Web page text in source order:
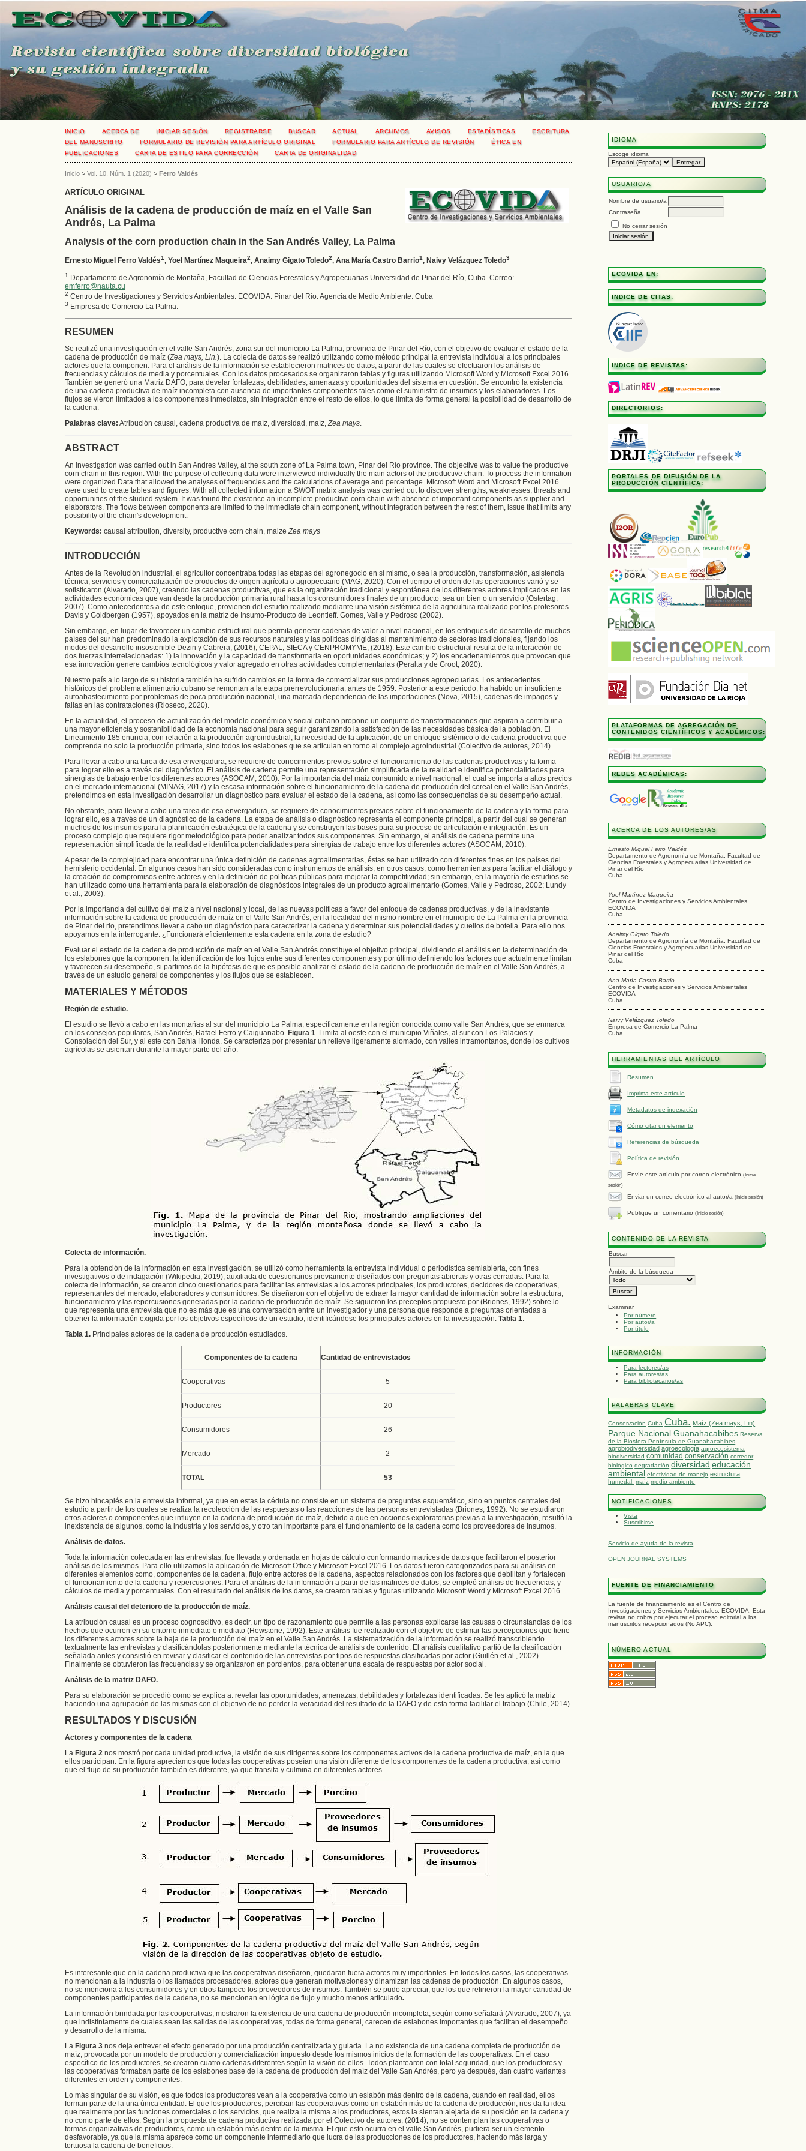
IDIOMA
Escoge idioma
USUARIO/A
Nombre de usuario/a
Contraseña
No cerrar sesión
ECOVIDA EN:
INDICE DE CITAS:
INDICE DE REVISTAS:
DIRECTORIOS:
PORTALES DE DIFUSIÓN DE LA
PRODUCCIÓN CIENTÍFICA:
PLATAFORMAS DE AGREGACIÓN DE
CONTENIDOS CIENTÍFICOS Y ACADÉMICOS:
REDES ACADÉMICAS:
ACERCA DE LOS AUTORES/AS
Ernesto Miguel Ferro Valdés
Departamento de Agronomía de Montaña, Facultad de
Ciencias Forestales y Agropecuarias Universidad de
Pinar del Río
Cuba
Yoel Martínez Maqueira
Centro de Investigaciones y Servicios Ambientales
ECOVIDA
Cuba
Anaimy Gigato Toledo
Departamento de Agronomía de Montaña, Facultad de
Ciencias Forestales y Agropecuarias Universidad de
Pinar del Río
Cuba
Ana María Castro Barrio
Centro de Investigaciones y Servicios Ambientales
ECOVIDA
Cuba
Naivy Velázquez Toledo
Empresa de Comercio La Palma
Cuba
HERRAMIENTAS DEL ARTÍCULO
Resumen
Imprima este artículo
Metadatos de indexación
Cómo citar un elemento
Referencias de búsqueda
Política de revisión
Envíe este artículo por correo electrónico(Inicie
sesión)
Enviar un correo electrónico al autor/a(Inicie sesión)
Publique un comentario(Inicie sesión)
CONTENIDO DE LA REVISTA
Buscar
Ámbito de la búsqueda
Examinar
Por número
Por autor/a
Por título
INFORMACIÓN
Para lectores/as
Para autores/as
Para bibliotecarios/as
PALABRAS CLAVE
Conservación Cuba Cuba. Maíz (Zea mays, Lin)
Parque Nacional Guanahacabibes Reserva
de la Biosfera Península de Guanahacabibes
agrobiodiversidad agroecología agroecosistema
biodiversidad comunidad conservación corredor
biológico degradación diversidad educación
ambiental efectividad de manejo estructura
humedal. maíz medio ambiente
NOTIFICACIONES
Vista
Suscribirse
Servicio de ayuda de la revista
OPEN JOURNAL SYSTEMS
FUENTE DE FINANCIAMIENTO
La fuente de financiamiento es el Centro de
Investigaciones y Servicios Ambientales, ECOVIDA. Esta
revista no cobra por ejecutar el proceso editorial a los
manuscritos recepcionados (No APC).
NÚMERO ACTUAL
INICIO ACERCA DE INICIAR SESIÓN REGISTRARSE BUSCAR ACTUAL ARCHIVOS AVISOS ESTADÍSTICAS
ESCRITURA
DEL MANUSCRITO
FORMULARIO DE REVISIÓN PARA ARTÍCULO ORIGINAL FORMULARIO PARA ARTÍCULO DE REVISIÓN
ÉTICA EN
PUBLICACIONES
CARTA DE ESTILO PARA CORRECCIÓN CARTA DE ORIGINALIDAD
Inicio> Vol. 10, Núm. 1 (2020) > Ferro Valdés
ARTÍCULO ORIGINAL
Análisis de la cadena de producción de maíz en el Valle San
Andrés, La Palma
Analysis of the corn production chain in the San Andrés Valley, La Palma
Ernesto Miguel Ferro Valdés1, Yoel Martínez Maqueira2, Anaimy Gigato Toledo2, Ana María Castro Barrio1, Naivy Velázquez Toledo3
1 Departamento de Agronomía de Montaña, Facultad de Ciencias Forestales y Agropecuarias Universidad de Pinar del Río, Cuba. Correo:
emferro@nauta.cu
2 Centro de Investigaciones y Servicios Ambientales. ECOVIDA. Pinar del Río. Agencia de Medio Ambiente. Cuba
3 Empresa de Comercio La Palma.
RESUMEN
Se realizó una investigación en el valle San Andrés, zona sur del municipio La Palma, provincia de Pinar del Río, con el objetivo de evaluar el estado de la
cadena de producción de maíz (Zea mays, Lin. ). La colecta de datos se realizó utilizando como método principal la entrevista individual a los principales
actores que la componen. Para el análisis de la información se establecieron matrices de datos, a partir de las cuales se efectuaron los análisis de
frecuencias y cálculos de media y porcentuales. Con los datos procesados se organizaron tablas y figuras utilizando Microsoft Word y Microsoft Excel 2016.
También se generó una Matriz DAFO, para develar fortalezas, debilidades, amenazas y oportunidades del sistema en cuestión. Se encontró la existencia
de una cadena productiva de maíz incompleta con ausencia de importantes componentes tales como el suministro de insumos y los elaboradores. Los
flujos se vieron limitados a los componentes inmediatos, sin integración entre el resto de ellos, lo que limita de forma general la posibilidad de desarrollo de
la cadena.
Palabras clave: Atribución causal, cadena productiva de maíz, diversidad, maíz, Zea mays.
ABSTRACT
An investigation was carried out in San Andres Valley, at the south zone of La Palma town, Pinar del Río province. The objective was to value the productive
corn chain in this region. With the purpose of collecting data were interviewed individually the main actors of the productive chain. To process the information
were organized Data that allowed the analyses of frequencies and the calculations of average and percentage. Microsoft Word and Microsoft Excel 2016
were used to create tables and figures. With all collected information a SWOT matrix analysis was carried out to discover strengths, weaknesses, threats and
opportunities of the studied system. It was found the existence an incomplete productive corn chain with absence of important components as supplier and
elaborators. The flows between components are limited to the immediate chain component, without integration between the rest of them, issue that limits any
possibility of the chain's development.
Keywords: causal attribution, diversity, productive corn chain, maize Zea mays
INTRODUCCIÓN
Antes de la Revolución industrial, el agricultor concentraba todas las etapas del agronegocio en sí mismo, o sea la producción, transformación, asistencia
técnica, servicios y comercialización de productos de origen agrícola o agropecuario (MAG, 2020). Con el tiempo el orden de las operaciones varió y se
sofisticaron (Alvarado, 2007), creando las cadenas productivas, que es la organización tradicional y espontánea de los diferentes actores implicados en las
actividades económicas que van desde la producción primaria rural hasta los consumidores finales de un producto, sea un bien o un servicio (Ostertag,
2007). Como antecedentes a de este enfoque, provienen del estudio realizado mediante una visión sistémica de la agricultura realizado por los profesores
Davis y Goldbergen (1957), apoyados en la matriz de Insumo-Producto de Leontieff. Gomes, Valle y Pedroso (2002).
Sin embargo, en lugar de favorecer un cambio estructural que permita generar cadenas de valor a nivel nacional, en los enfoques de desarrollo de muchos
países del sur han predominado la explotación de sus recursos naturales y las políticas dirigidas al mantenimiento de sectores tradicionales, fijando los
modos del desarrollo insostenible Dezin y Cabrera, (2016), CEPAL, SIECA y CENPROMYME, (2018). Este cambio estructural resulta de la interacción de
dos fuerzas interrelacionadas: 1) la innovación y la capacidad de transformarla en oportunidades económicas; y 2) los encadenamientos que provocan que
esa innovación genere cambios tecnológicos y valor agregado en otras actividades complementarias (Peralta y de Groot, 2020).
Nuestro país a lo largo de su historia también ha sufrido cambios en la forma de comercializar sus producciones agropecuarias. Los antecedentes
históricos del problema alimentario cubano se remontan a la etapa prerrevolucionaria, antes de 1959. Posterior a este periodo, ha habido un insuficiente
autoabastecimiento por problemas de poca producción nacional, una marcada dependencia de las importaciones (Nova, 2015), cadenas de impagos y
fallas en las contrataciones (Rioseco, 2020).
En la actualidad, el proceso de actualización del modelo económico y social cubano propone un conjunto de transformaciones que aspiran a contribuir a
una mayor eficiencia y sostenibilidad de la economía nacional para seguir garantizando la satisfacción de las necesidades básica de la población. El
Lineamiento 185 enuncia, con relación a la producción agroindustrial, la necesidad de la aplicación: de un enfoque sistémico o de cadena productiva que
comprenda no solo la producción primaria, sino todos los eslabones que se articulan en torno al complejo agroindustrial (Colectivo de autores, 2014).
Para llevar a cabo una tarea de esa envergadura, se requiere de conocimientos previos sobre el funcionamiento de las cadenas productivas y la forma
para lograr ello es a través del diagnóstico. El análisis de cadena permite una representación simplificada de la realidad e identifica potencialidades para
sinergias de trabajo entre los diferentes actores (ASOCAM, 2010). Por la importancia del maíz consumido a nivel nacional, el cual se importa a altos precios
en el mercado internacional (MINAG, 2017) y la escasa información sobre el funcionamiento de la cadena de producción del cereal en el Valle San Andrés,
pretendimos en esta investigación desarrollar un diagnóstico para evaluar el estado de la cadena, así como las consecuencias de su desempeño actual.
No obstante, para llevar a cabo una tarea de esa envergadura, se requiere de conocimientos previos sobre el funcionamiento de la cadena y la forma para
lograr ello, es a través de un diagnóstico de la cadena. La etapa de análisis o diagnóstico representa el componente principal, a partir del cual se generan
muchos de los insumos para la planificación estratégica de la cadena y se construyen las bases para su proceso de articulación e integración. Es un
proceso complejo que requiere rigor metodológico para poder analizar todos sus componentes. Sin embargo, el análisis de cadena permite una
representación simplificada de la realidad e identifica potencialidades para sinergias de trabajo entre los diferentes actores (ASOCAM, 2010).
A pesar de la complejidad para encontrar una única definición de cadenas agroalimentarias, éstas se han utilizado con diferentes fines en los países del
hemisferio occidental. En algunos casos han sido consideradas como instrumentos de análisis; en otros casos, como herramientas para facilitar el diálogo y
la creación de compromisos entre actores y en la definición de políticas públicas para mejorar la competitividad; sin embargo, en la mayoría de estudios se
han utilizado como una herramienta para la elaboración de diagnósticos integrales de un producto agroalimentario (Gomes, Valle y Pedroso, 2002; Lundy
et al., 2003).
Por la importancia del cultivo del maíz a nivel nacional y local, de las nuevas políticas a favor del enfoque de cadenas productivas, y de la inexistente
información sobre la cadena de producción de maíz en el Valle San Andrés, en la localidad del mismo nombre en el municipio de La Palma en la provincia
de Pinar del rio, pretendimos llevar a cabo un diagnóstico para caracterizar la cadena y determinar sus potencialidades y cuellos de botella. Para ello nos
apoyamos en la interrogante: ¿Funcionará eficientemente esta cadena en la zona de estudio?
Evaluar el estado de la cadena de producción de maíz en el Valle San Andrés constituye el objetivo principal, dividiendo el análisis en la determinación de
los eslabones que la componen, la identificación de los flujos entre sus diferentes componentes y por último definiendo los factores que actualmente limitan
y favorecen su desempeño, si partimos de la hipótesis de que es posible analizar el estado de la cadena de producción de maíz en el Valle San Andrés, a
través de un estudio general de componentes y los flujos que se establecen.
MATERIALES Y MÉTODOS
Región de estudio.
El estudio se llevó a cabo en las montañas al sur del municipio La Palma, específicamente en la región conocida como valle San Andrés, que se enmarca
en los consejos populares, San Andrés, Rafael Ferro y Caiguanabo. Figura 1 . Limita al oeste con el municipio Viñales, al sur con Los Palacios y
Consolación del Sur, y al este con Bahía Honda. Se caracteriza por presentar un relieve ligeramente alomado, con valles intramontanos, donde los cultivos
agrícolas se asientan durante la mayor parte del año.
Colecta de información.
Para la obtención de la información en esta investigación, se utilizó como herramienta la entrevista individual o periodística semiabierta, con fines
investigativos o de indagación (Wikipedia, 2019), auxiliada de cuestionarios previamente diseñados con preguntas abiertas y otras cerradas. Para la
colecta de información, se crearon cinco cuestionarios para facilitar las entrevistas a los actores principales, los productores, decidores de cooperativas,
representantes del mercado, elaboradores y consumidores. Se diseñaron con el objetivo de extraer la mayor cantidad de información sobre la estructura,
funcionamiento y las repercusiones generadas por la cadena de producción de maíz. Se siguieron los preceptos propuesto por (Briones, 1992) sobre lo
que representa una entrevista que no es más que es una conversación entre un investigador y una persona que responde a preguntas orientadas a
obtener la información exigida por los objetivos específicos de un estudio, identificándose los principales actores en la investigación. Tabla 1
Tabla 1. Principales actores de la cadena de producción estudiados.
Componentes de la cadena Cantidad de entrevistados
Cooperativas 5
Productores 20
Consumidores 26
Mercado 2
TOTAL 53
Se hizo hincapiés en la entrevista informal, ya que en estas la cédula no consiste en un sistema de preguntas esquemático, sino en puntos centrales del
estudio a partir de los cuales se realiza la recolección de las respuestas o las reacciones de las personas entrevistadas (Briones, 1992). No se estudiaron
otros actores o componentes que influyen en la cadena de producción de maíz, debido a que en acciones exploratorias previas a la investigación, resultó la
inexistencia de algunos, como la industria y los servicios, y otro tan importante para el funcionamiento de la cadena como los proveedores de insumos.
Análisis de datos.
Toda la información colectada en las entrevistas, fue llevada y ordenada en hojas de cálculo conformando matrices de datos que facilitaron el posterior
análisis de los mismos. Para ello utilizamos la aplicación de Microsoft Office y Microsoft Excel 2016. Los datos fueron categorizados para su análisis en
diferentes elementos como, componentes de la cadena, flujo entre actores de la cadena, aspectos relacionados con los factores que debilitan y fortalecen
el funcionamiento de la cadena y repercusiones. Para el análisis de la información a partir de las matrices de datos, se empleó análisis de frecuencias, y
cálculos de media y porcentuales. Con el resultado del análisis de los datos, se crearon tablas y figuras utilizando Microsoft Word y Microsoft Excel 2016.
Análisis causal del deterioro de la producción de maíz.
La atribución causal es un proceso cognoscitivo, es decir, un tipo de razonamiento que permite a las personas explicarse las causas o circunstancias de los
hechos que ocurren en su entorno inmediato o mediato (Hewstone, 1992). Este análisis fue realizado con el objetivo de estimar las percepciones que tiene
los diferentes actores sobre la baja de la producción del maíz en el Valle San Andrés. La sistematización de la información se realizó transcribiendo
textualmente las entrevistas y clasificándolas posteriormente mediante la técnica de análisis de contenido. El análisis cualitativo partió de la clasificación
señalada antes y consistió en revisar y clasificar el contenido de las entrevistas por tipos de respuestas clasificadas por actor (Guillén et al., 2002).
Finalmente se obtuvieron las frecuencias y se organizaron en porcientos, para obtener una escala de respuestas por actor social.
Análisis de la matriz DAFO.
Para su elaboración se procedió como se explica a: revelar las oportunidades, amenazas, debilidades y fortalezas identificadas. Se les aplicó la matriz
haciendo una agrupación de las mismas con el objetivo de no perder la veracidad del resultado de la DAFO y de esta forma facilitar el trabajo (Chile, 2014).
RESULTADOS Y DISCUSIÓN
Actores y componentes de la cadena
La Figura 2 nos mostró por cada unidad productiva, la visión de sus dirigentes sobre los componentes activos de la cadena productiva de maíz, en la que
ellos participan. En la figura apreciamos que todas las cooperativas poseían una visión diferente de los componentes de la cadena productiva, así como
que el flujo de su producción también es diferente, ya que transita y culmina en diferentes actores.
Es interesante que en la cadena productiva que las cooperativas diseñaron, quedaran fuera actores muy importantes. En todos los casos, las cooperativas
no mencionan a la industria o los llamados procesadores, actores que generan motivaciones y dinamizan las cadenas de producción. En algunos casos,
no se menciona a los consumidores y en otros tampoco los proveedores de insumos. También se pudo apreciar, que los que refirieron la mayor cantidad de
componentes participantes de la cadena, no se mencionan en lógica de flujo y mucho menos articulado.
La información brindada por las cooperativas, mostraron la existencia de una cadena de producción incompleta, según como señalará (Alvarado, 2007), ya
que indistintamente de cuales sean las salidas de las cooperativas, todas de forma general, carecen de eslabones importantes que facilitan el desempeño
y desarrollo de la misma.
La Figura 3nos deja entrever el efecto generado por una producción centralizada y guiada. La no existencia de una cadena completa de producción de
maíz, provocada por un modelo de producción y comercialización impuesto desde los mismos inicios de la formación de las cooperativas. En el caso
específico de los productores, se crearon cuatro cadenas diferentes según la visión de ellos. Todos plantearon con total seguridad, que los productores y
las cooperativas formaban parte de los eslabones base de la cadena de producción del maíz del Valle San Andrés, pero ya después, dan cuatro variantes
diferentes en orden y componentes.
Lo más singular de su visión, es que todos los productores vean a la cooperativa como un eslabón más dentro de la cadena, cuando en realidad, ellos
forman parte de la una única entidad. El que los productores, perciban las cooperativas como un eslabón más de la cadena de producción, nos da la idea
que realmente por las funciones comerciales o los servicios, que realiza la misma a los productores, estos la sientan alejada de su posición en la cadena y
no como parte de ellos. Según la propuesta de cadena productiva realizada por el Colectivo de autores, (2014), no se contemplan las cooperativas o
formas organizativas de productores, como un eslabón más dentro de la misma. El que esto ocurra en el valle San Andrés, pudiera ser un elemento
desfavorable, ya que la misma aparece como un componente intermediario que lucra de las producciones de los productores, haciendo más larga y
tortuosa la cadena de beneficios.